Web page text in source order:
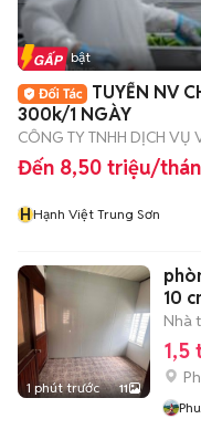
Tin nổi bật
TUYỂN NV
300k/1 NGÀY
CÔNG TY TNHH DỊCH VỤ
Đến 8,50 triệu/
HHạnh Việt Trung Sơn
1 phút trước 11
10
Nhà
1,5